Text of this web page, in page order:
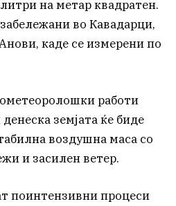
на метар квадратен.
во Кавадарци,
каде се измерени по
работи
земјата ќе биде
воздушна маса со
и засилен ветер.
поинтензивни процеси